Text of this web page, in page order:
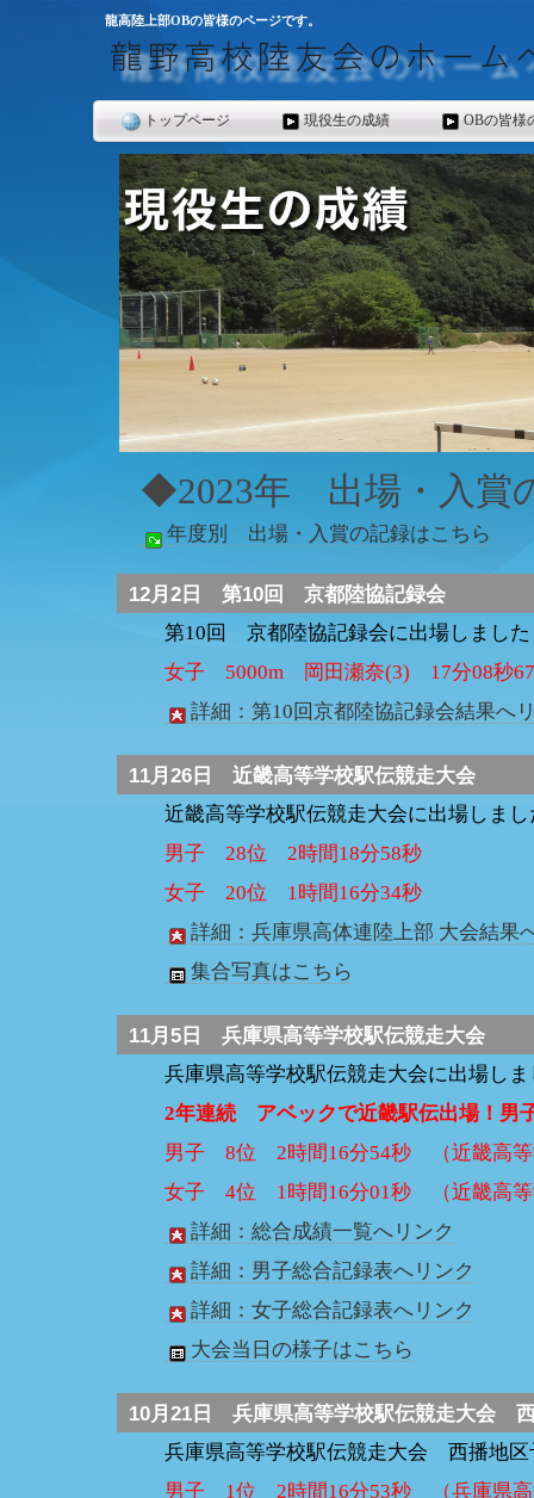
龍高陸上部OBの皆様のページです。
トップページ 現役生の成績 OBの皆様
◆2023年 出場・入賞
年度別 出場・入賞の記録はこちら
12月2日 第10回 京都陸協記録会
第10回 京都陸協記録会に出場しました
女子 5000m 岡田瀬奈(3) 17分08秒
詳細：第10回京都陸協記録会結果へ
11月26日 近畿高等学校駅伝競走大会
近畿高等学校駅伝競走大会に出場しまし
男子 28位 2時間18分58秒
女子 20位 1時間16分34秒
詳細：兵庫県高体連陸上部 大会結果
集合写真はこちら
11月5日 兵庫県高等学校駅伝競走大会
兵庫県高等学校駅伝競走大会に出場しま
2年連続 アベックで近畿駅伝出場！男
男子 8位 2時間16分54秒 （近畿高等
女子 4位 1時間16分01秒 （近畿高等
詳細：総合成績一覧へリンク
詳細：男子総合記録表へリンク
詳細：女子総合記録表へリンク
大会当日の様子はこちら
10月21日 兵庫県高等学校駅伝競走大会
兵庫県高等学校駅伝競走大会 西播地区
男子 1位 2時間16分53秒 （兵庫県高